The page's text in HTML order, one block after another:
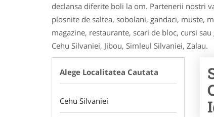
declansa diferite boli la om. Partenerii nostri
plosnite de saltea, sobolani, gandaci, muste,
magazine, restaurante, scari de bloc, cursi
Cehu Silvaniei, Jibou, Simleul Silvaniei, Zalau.
Alege Localitatea Cautata
Cehu Silvaniei